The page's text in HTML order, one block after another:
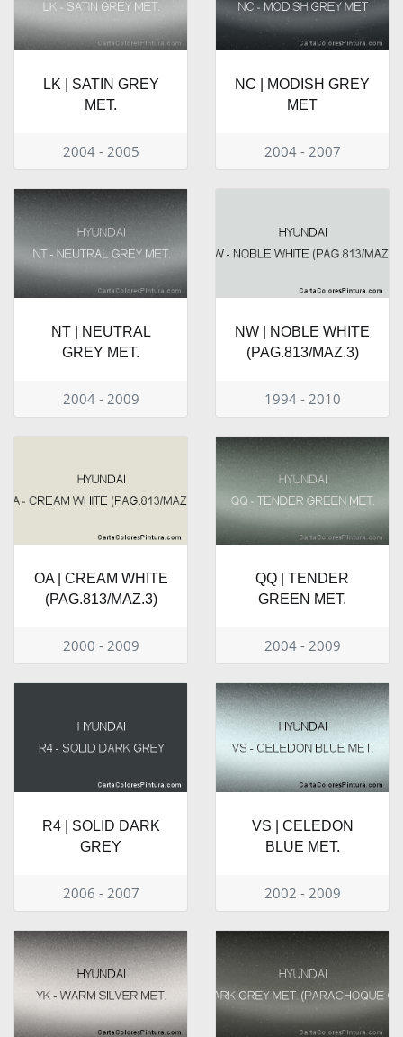
LK | SATIN GREY
MET.
2004 - 2005
NC | MODISH GREY
MET
2004 - 2007
NT | NEUTRAL
GREY MET.
2004 - 2009
NW | NOBLE WHITE
(PAG.813/MAZ.3)
1994 - 2010
OA | CREAM WHITE
(PAG.813/MAZ.3)
2000 - 2009
QQ | TENDER
GREEN MET.
2004 - 2009
R4 | SOLID DARK
GREY
2006 - 2007
VS | CELEDON
BLUE MET.
2002 - 2009